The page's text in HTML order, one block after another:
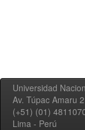
Universidad
Av. Túpac Amaru
(+51) (01)
Lima - Perú